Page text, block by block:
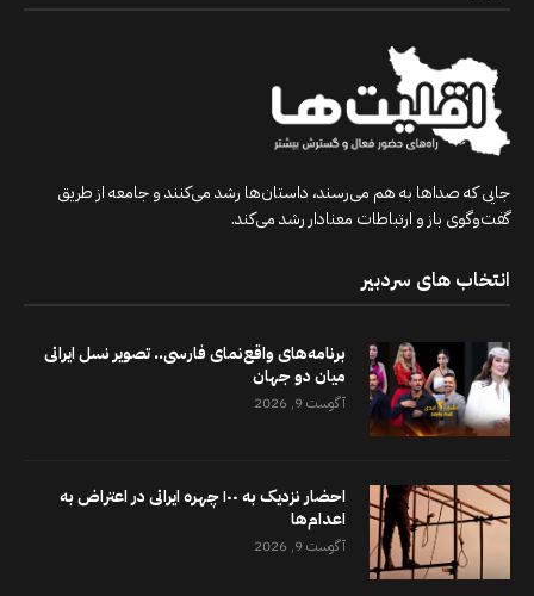
جایی که صداها به هم می‌رسند، داستان‌ها رشد می‌کنند و جامعه از طریق
گفت‌وگوی باز و ارتباطات معنادار رشد می‌کند.
انتخاب های سردبیر
برنامه‌های واقع‌نمای فارسی.. تصویر نسل ایرانی
میان دو جهان
آگوست 9, 2026
احضار نزدیک به ۱۰۰ چهره ایرانی در اعتراض به
اعدام‌ها
آگوست 9, 2026